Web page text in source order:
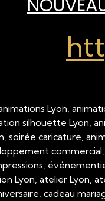
Lyon,
silhouette Lyon,
soirée caricature,
Lyon, atelier Lyon,
cadeau